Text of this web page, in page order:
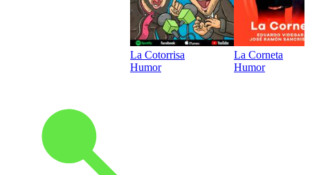
La Cotorrisa
Humor
La Corneta
Humor